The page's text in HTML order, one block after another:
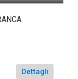
Dettagli